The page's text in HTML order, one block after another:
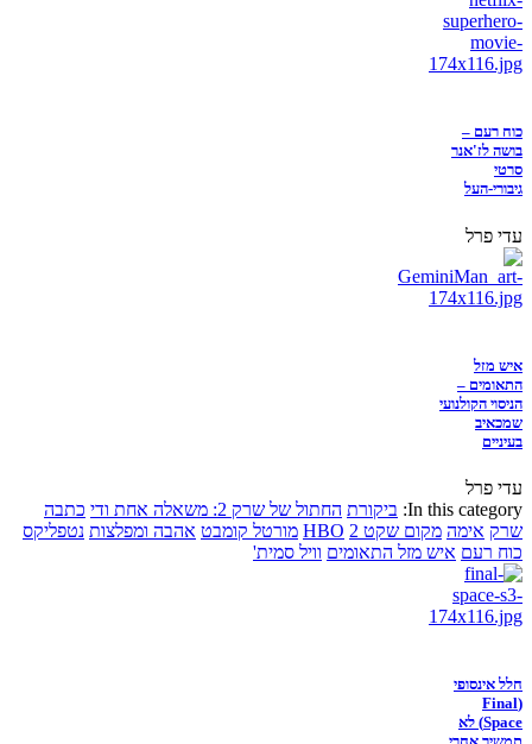
כוח רעם –
בושה לז'אנר
סרטי
גיבורי-העל
עדי פרל
איש מזל
התאומים –
הניסוי הקולנועי
שמכאיב
בעיניים
עדי פרל
In this category: ביקורת החתול של שרק 2: משאלה אחת ודי
כתבה
שרק אימה מקום שקט 2 HBO מורטל קומבט אהבה ומפלצות נטפליקס
כוח רעם איש מזל התאומים וויל סמית'
חלל אינסופי
(Final
Space) לא